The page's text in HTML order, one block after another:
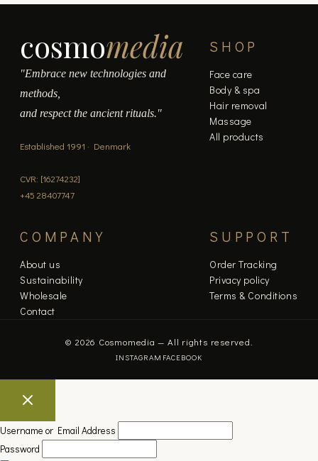
cosmomedia
"Embrace new technologies and
methods,
and respect the ancient rituals."
Established 1991 · Denmark
CVR: [16274232]
+45 28407747
SHOP
Face care
Body & spa
Hair removal
Massage
All products
COMPANY
About us
Sustainability
Wholesale
Contact
SUPPORT
Order Tracking
Privacy policy
Terms & Conditions
© 2026 Cosmomedia — All rights reserved.
INSTAGRAM FACEBOOK
Username or Email Address
Password